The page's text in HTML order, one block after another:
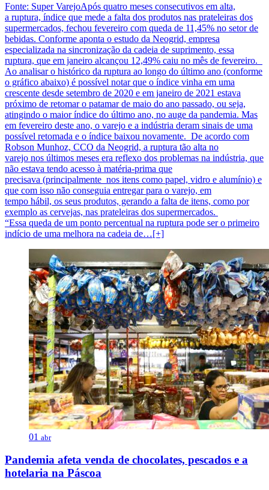
Fonte: Super VarejoApós quatro meses consecutivos em alta,
a ruptura, índice que mede a falta dos produtos nas prateleiras dos
supermercados, fechou fevereiro com queda de 11,45% no setor de
bebidas. Conforme aponta o estudo da Neogrid, empresa
especializada na sincronização da cadeia de suprimento, essa
ruptura, que em janeiro alcançou 12,49% caiu no mês de fevereiro.
Ao analisar o histórico da ruptura ao longo do último ano (conforme
o gráfico abaixo) é possível notar que o índice vinha em uma
crescente desde setembro de 2020 e em janeiro de 2021 estava
próximo de retomar o patamar de maio do ano passado, ou seja,
atingindo o maior índice do último ano, no auge da pandemia. Mas
em fevereiro deste ano, o varejo e a indústria deram sinais de uma
possível retomada e o índice baixou novamente. De acordo com
Robson Munhoz, CCO da Neogrid, a ruptura tão alta no
varejo nos últimos meses era reflexo dos problemas na indústria, que
não estava tendo acesso à matéria-prima que
precisava (principalmente nos itens como papel, vidro e alumínio) e
que com isso não conseguia entregar para o varejo, em
tempo hábil, os seus produtos, gerando a falta de itens, como por
exemplo as cervejas, nas prateleiras dos supermercados.
“Essa queda de um ponto percentual na ruptura pode ser o primeiro
indício de uma melhora na cadeia de…[+]
01 abr
Pandemia afeta venda de chocolates, pescados e a
hotelaria na Páscoa